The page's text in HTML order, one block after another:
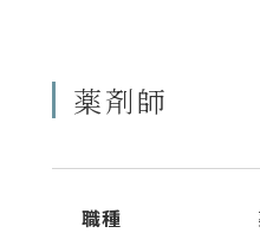
薬剤師
職種